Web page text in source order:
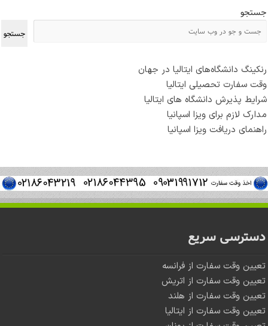
جستجو
جستجو
رنکینگ دانشگاه‌های ایتالیا در جهان
وقت سفارت تحصیلی ایتالیا
شرایط پذیرش دانشگاه های ایتالیا
مدارک لازم برای ویزا اسپانیا
راهنمای دریافت ویزا اسپانیا
دسترسی سریع
تعیین وقت سفارت از فرانسه
تعیین وقت سفارت از اتریش
تعیین وقت سفارت از هلند
تعیین وقت سفارت از ایتالیا